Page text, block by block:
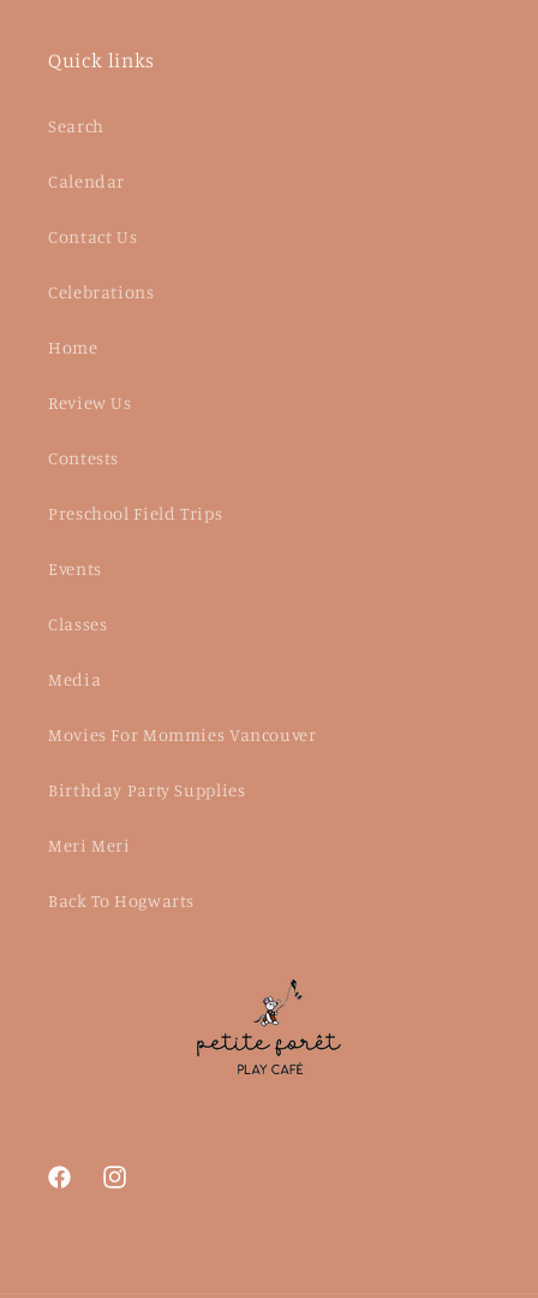
Quick links
Search
Calendar
Contact Us
Celebrations
Home
Review Us
Contests
Preschool Field Trips
Events
Classes
Media
Movies For Mommies Vancouver
Birthday Party Supplies
Meri Meri
Back To Hogwarts
FacebookInstagram